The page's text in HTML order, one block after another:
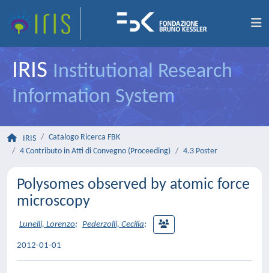
IRIS Institutional Research
Information System
IRIS
Catalogo Ricerca FBK
4 Contributo in Atti di Convegno (Proceeding)
4.3 Poster
Polysomes observed by atomic force
microscopy
Lunelli, Lorenzo; Pederzolli, Cecilia;
2012-01-01